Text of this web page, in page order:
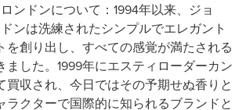
ンドンについて：1994年以来、ジョ
ンは洗練されたシンプルでエレガント
を創り出し、すべての感覚が満たされる
ました。1999年にエスティローダーカン
買収され、今日ではその予期せぬ香りと
ラクターで国際的に知られるブランドと